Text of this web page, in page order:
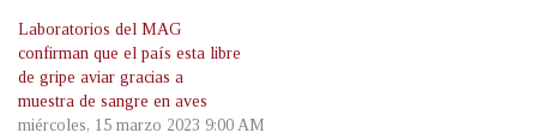
Laboratorios del MAG
confirman que el país esta libre
de gripe aviar gracias a
muestra de sangre en aves
miércoles, 15 marzo 2023 9:00 AM